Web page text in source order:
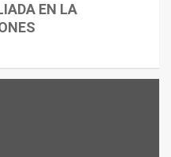
EN LA